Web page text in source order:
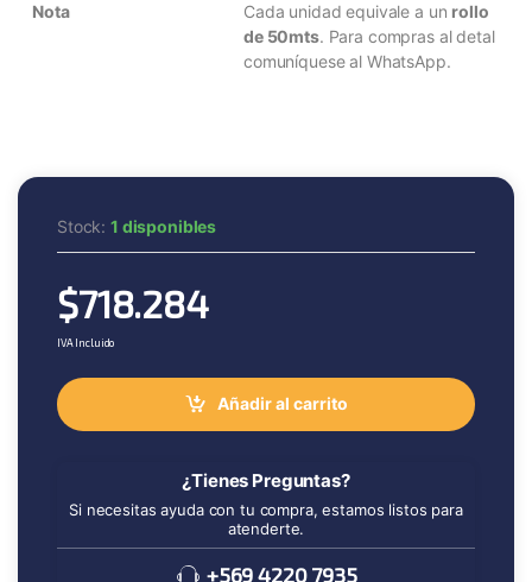
Nota Cada unidad equivale a un rollo
de 50mts. Para compras al detal
comuníquese al WhatsApp.
Stock:1 disponibles
$718.284
IVA Incluido
Añadir al carrito
¿Tienes Preguntas?
Si necesitas ayuda con tu compra, estamos listos para
atenderte.
+569 4220 7935